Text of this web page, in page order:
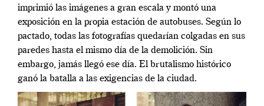
imprimió las imágenes a gran escala y montó una
exposición en la propia estación de autobuses. Según lo
pactado, todas las fotografías quedarían colgadas en sus
paredes hasta el mismo día de la demolición. Sin
embargo, jamás llegó ese día. El brutalismo histórico
ganó la batalla a las exigencias de la ciudad.